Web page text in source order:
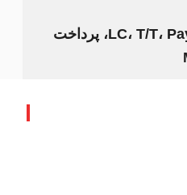
LC، T/T، PayPal، Western Union، پرداخت